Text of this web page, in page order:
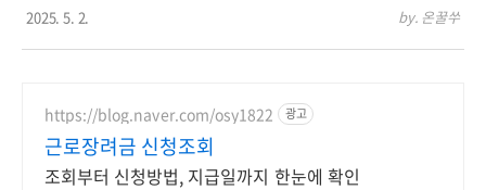
2025. 5. 2. by. 온꿀쑤
https://blog.naver.com/osy1822 광고
근로장려금 신청조회
조회부터 신청방법, 지급일까지 한눈에 확인